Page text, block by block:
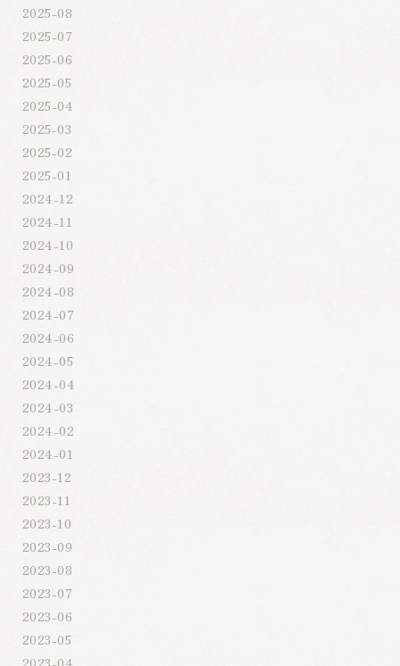
2025-08
2025-07
2025-06
2025-05
2025-04
2025-03
2025-02
2025-01
2024-12
2024-11
2024-10
2024-09
2024-08
2024-07
2024-06
2024-05
2024-04
2024-03
2024-02
2024-01
2023-12
2023-11
2023-10
2023-09
2023-08
2023-07
2023-06
2023-05
2023-04